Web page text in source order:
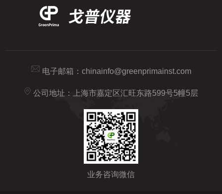
电子邮箱： chinainfo@greenprimainst.com
公司地址：上海市嘉定区汇旺东路599号5幢5层
业务咨询微信